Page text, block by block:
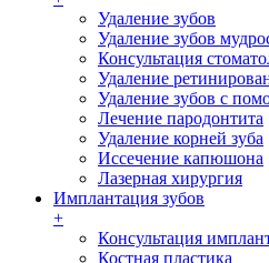
Удаление зубов
Удаление зубов
Консультация
Удаление
Удаление зубов с
Лечение пародонтита
Удаление корней зуба
Иссечение капюшона
Лазерная хирургия
Имплантация зубов
+
Консультация
Костная пластика